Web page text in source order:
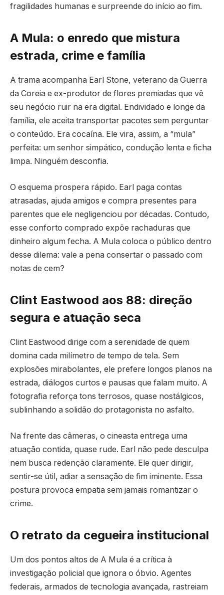
fragilidades humanas e surpreende do início ao fim.
A Mula: o enredo que mistura
estrada, crime e família
A trama acompanha Earl Stone, veterano da Guerra
da Coreia e ex-produtor de flores premiadas que vê
seu negócio ruir na era digital. Endividado e longe da
família, ele aceita transportar pacotes sem perguntar
o conteúdo. Era cocaína. Ele vira, assim, a “mula”
perfeita: um senhor simpático, condução lenta e ficha
limpa. Ninguém desconfia.
O esquema prospera rápido. Earl paga contas
atrasadas, ajuda amigos e compra presentes para
parentes que ele negligenciou por décadas. Contudo,
esse conforto comprado expõe rachaduras que
dinheiro algum fecha. A Mula coloca o público dentro
desse dilema: vale a pena consertar o passado com
notas de cem?
Clint Eastwood aos 88: direção
segura e atuação seca
Clint Eastwood dirige com a serenidade de quem
domina cada milímetro de tempo de tela. Sem
explosões mirabolantes, ele prefere longos planos na
estrada, diálogos curtos e pausas que falam muito. A
fotografia reforça tons terrosos, quase nostálgicos,
sublinhando a solidão do protagonista no asfalto.
Na frente das câmeras, o cineasta entrega uma
atuação contida, quase rude. Earl não pede desculpa
nem busca redenção claramente. Ele quer dirigir,
sentir-se útil, adiar a sensação de fim iminente. Essa
postura provoca empatia sem jamais romantizar o
crime.
O retrato da cegueira institucional
Um dos pontos altos de A Mula é a crítica à
investigação policial que ignora o óbvio. Agentes
federais, armados de tecnologia avançada, rastreiam